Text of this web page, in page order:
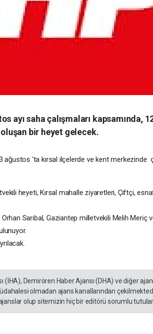
ayı saha çalışmaları kapsamında,
bir heyet gelecek.
ağustos 'ta kırsal ilçelerde ve kent merkezinde
heyeti, Kırsal mahalle ziyaretleri, Çiftçi,
Sarıbal, Gaziantep milletvekili Melih
(İHA), Demirören Haber Ajansı (DHA) ve diğer
olmadan ajans kanallarından
olup sitemizin hiç bir editörü sorumlu